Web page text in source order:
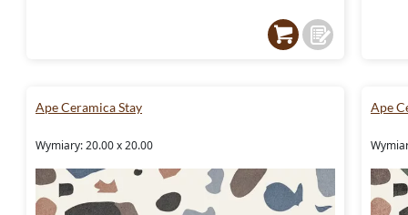
Ape Ceramica Stay
Wymiary: 20.00 x 20.00
Ape